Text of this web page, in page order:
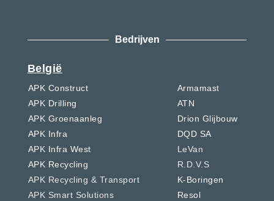
Bedrijven
België
APK Construct
APK Drilling
APK Groenaanleg
APK Infra
APK Infra West
APK Recycling
APK Recycling & Transport
APK Smart Solutions
Armamast
ATN
Drion Glijbouw
DQD SA
LeVan
R.D.V.S
K-Boringen
Resol